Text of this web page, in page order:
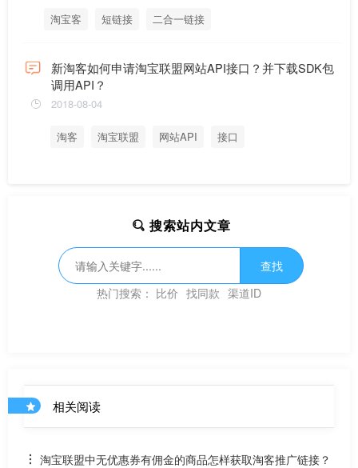
淘宝客 短链接 二合一链接
新淘客如何申请淘宝联盟网站API接口？并下载SDK包
调用API？
2018-08-04
淘客 淘宝联盟 网站API 接口
搜索站内文章
查找
热门搜索： 比价 找同款 渠道ID
相关阅读
淘宝联盟中无优惠券有佣金的商品怎样获取淘客推广链接？